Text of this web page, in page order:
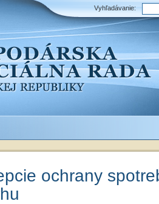
Vyhľadávanie:
ochrany